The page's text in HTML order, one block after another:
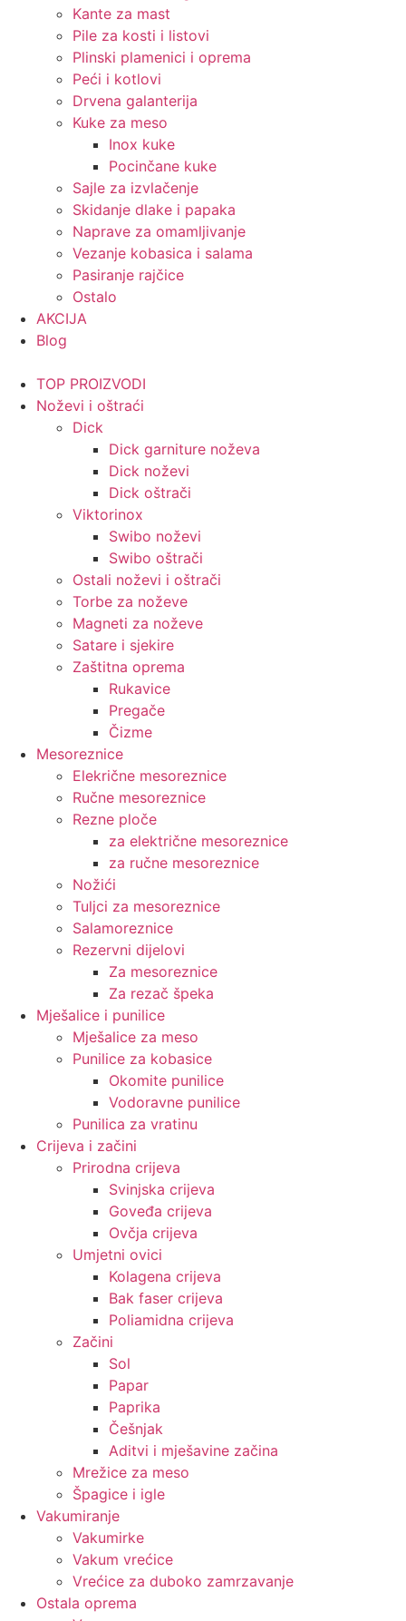
Kante za mast
Pile za kosti i listovi
Plinski plamenici i oprema
Peći i kotlovi
Drvena galanterija
Kuke za meso
Inox kuke
Pocinčane kuke
Sajle za izvlačenje
Skidanje dlake i papaka
Naprave za omamljivanje
Vezanje kobasica i salama
Pasiranje rajčice
Ostalo
AKCIJA
Blog
TOP PROIZVODI
Noževi i oštraći
Dick
Dick garniture noževa
Dick noževi
Dick oštrači
Viktorinox
Swibo noževi
Swibo oštrači
Ostali noževi i oštrači
Torbe za noževe
Magneti za noževe
Satare i sjekire
Zaštitna oprema
Rukavice
Pregače
Čizme
Mesoreznice
Elekrične mesoreznice
Ručne mesoreznice
Rezne ploče
za električne mesoreznice
za ručne mesoreznice
Nožići
Tuljci za mesoreznice
Salamoreznice
Rezervni dijelovi
Za mesoreznice
Za rezač špeka
Mješalice i punilice
Mješalice za meso
Punilice za kobasice
Okomite punilice
Vodoravne punilice
Punilica za vratinu
Crijeva i začini
Prirodna crijeva
Svinjska crijeva
Goveđa crijeva
Ovčja crijeva
Umjetni ovici
Kolagena crijeva
Bak faser crijeva
Poliamidna crijeva
Začini
Sol
Papar
Paprika
Češnjak
Aditvi i mješavine začina
Mrežice za meso
Špagice i igle
Vakumiranje
Vakumirke
Vakum vrećice
Vrećice za duboko zamrzavanje
Ostala oprema